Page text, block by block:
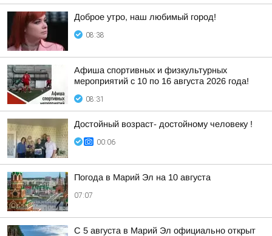
Доброе утро, наш любимый город!
08:38
Афиша спортивных и физкультурных
мероприятий с 10 по 16 августа 2026 года!
08:31
Достойный возраст- достойному человеку !
00:06
Погода в Марий Эл на 10 августа
07:07
С 5 августа в Марий Эл официально открыт